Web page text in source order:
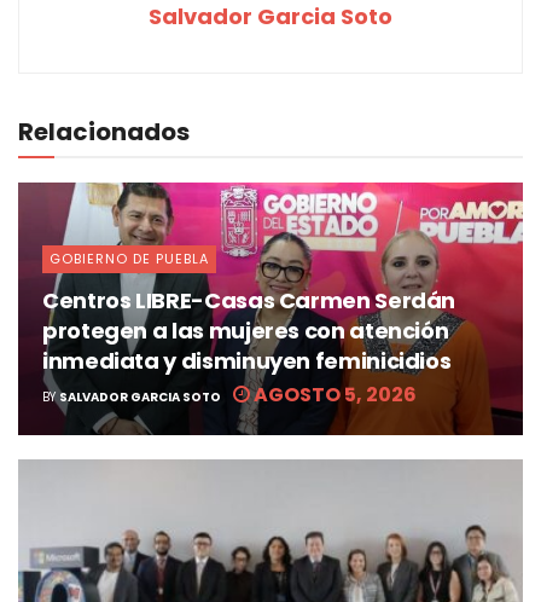
Salvador Garcia Soto
Relacionados
GOBIERNO DE PUEBLA
Centros LIBRE-Casas Carmen Serdán
protegen a las mujeres con atención
inmediata y disminuyen feminicidios
BY SALVADOR GARCIA SOTO AGOSTO 5, 2026